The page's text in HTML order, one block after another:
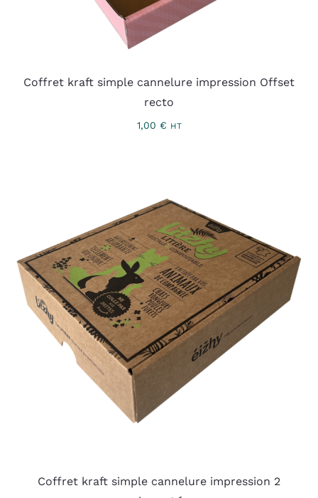
Coffret kraft simple cannelure impression Offset
recto
1,00 € HT
Coffret kraft simple cannelure impression 2